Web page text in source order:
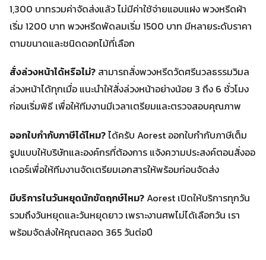
1,300 บาทรวมค่าจัดส่งแล้ว ไม่มีค่าใช้จ่ายแอบแฝง พวงหรีดผ้า
เริ่ม 1200 บาท พวงหรีดพัดลมเริ่ม 1500 บาท มีหลายระดับราคา
ตามขนาดและชนิดดอกไม้ที่เลือก
สั่งล่วงหน้าได้หรือไม่? สามารถสั่งพวงหรีดวัดศรีนวลธรรมวิมล
ล่วงหน้าได้ทุกเมื่อ แนะนำให้สั่งล่วงหน้าอย่างน้อย 3 ถึง 6 ชั่วโมง
ก่อนเริ่มพิธี เพื่อให้ทีมงานมีเวลาเตรียมและตรวจสอบคุณภาพ
ออกใบกำกับภาษีได้ไหม?ได้ครับ Aorest ออกใบกำกับภาษีเต็ม
รูปแบบให้บริษัทและองค์กรที่ต้องการ แจ้งความประสงค์ตอนสั่งออ
เดอร์เพื่อให้ทีมงานจัดเตรียมเอกสารให้พร้อมก่อนจัดส่ง
มีบริการในวันหยุดนักขัตฤกษ์ไหม?Aorest เปิดให้บริการทุกวัน
รวมถึงวันหยุดและวันหยุดยาว เพราะงานศพไม่ได้เลือกวัน เรา
พร้อมจัดส่งให้คุณตลอด 365 วันต่อปี